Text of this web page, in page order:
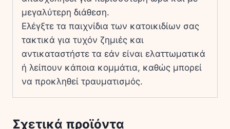
μεγαλύτερη διάθεση.
Ελέγξτε τα παιχνίδια των κατοικιδίων σας
τακτικά για τυχόν ζημιές και
αντικαταστήστε τα εάν είναι ελαττωματικά
ή λείπουν κάποια κομμάτια, καθώς μπορεί
να προκληθεί τραυματισμός.
Σχετικά προϊόντα